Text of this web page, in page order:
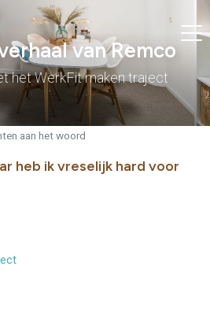
van Remco
het WerkFit maken traject
aan het woord
heb ik vreselijk hard voor